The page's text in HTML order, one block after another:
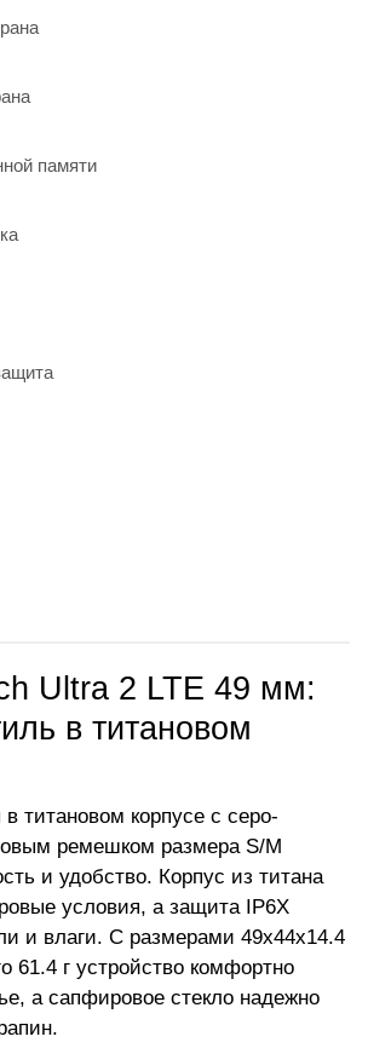
памяти
Ultra 2 LTE 49 мм:
в титановом
титановом корпусе с серо-
ремешком размера S/M
и удобство. Корпус из титана
условия, а защита IP6X
и влаги. С размерами 49x44x14.4
61.4 г устройство комфортно
а сапфировое стекло надежно